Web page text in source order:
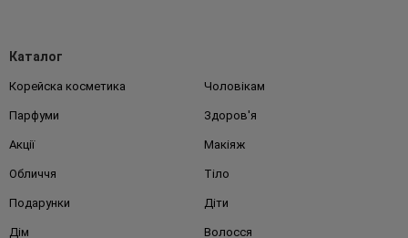
Каталог
Корейска косметика Чоловікам
Парфуми Здоров'я
Акції Макіяж
Обличчя Тіло
Подарунки Діти
Дім Волосся